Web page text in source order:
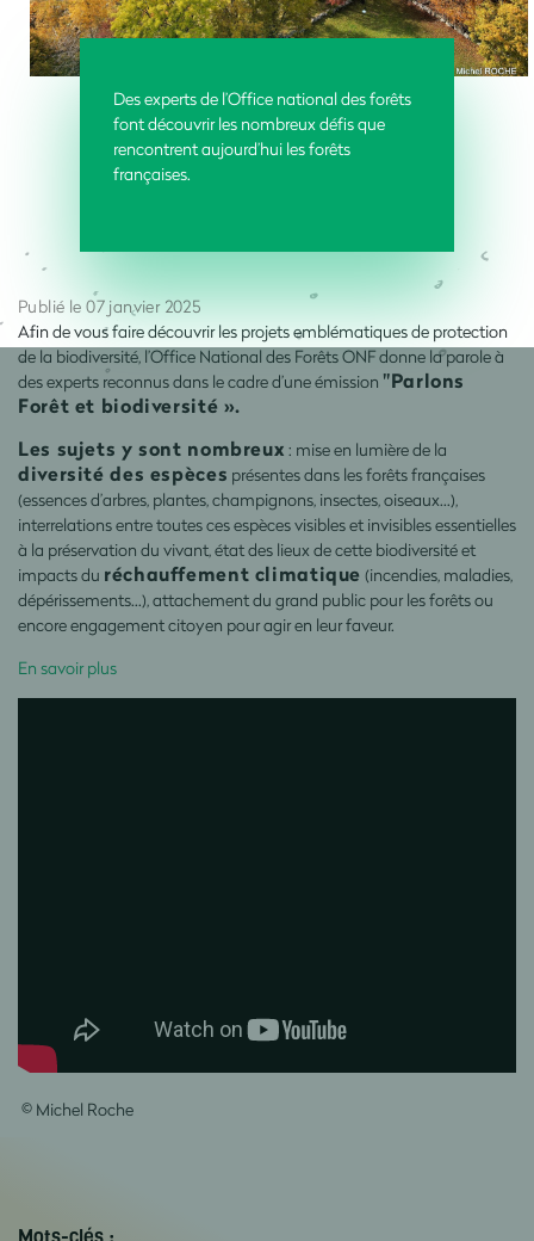
Des experts de l’Office national des forêts
font découvrir les nombreux défis que
rencontrent aujourd’hui les forêts
françaises.
Publié le 07 janvier 2025
Afin de vous faire découvrir les projets emblématiques de protection
de la biodiversité, l’Office National des Forêts ONF donne la parole à
des experts reconnus dans le cadre d’une émission "Parlons
Forêt et biodiversité ».
Les sujets y sont nombreux : mise en lumière de la
diversité des espèces présentes dans les forêts françaises
(essences d’arbres, plantes, champignons, insectes, oiseaux…),
interrelations entre toutes ces espèces visibles et invisibles essentielles
à la préservation du vivant, état des lieux de cette biodiversité et
impacts du réchauffement climatique (incendies, maladies,
dépérissements…), attachement du grand public pour les forêts ou
encore engagement citoyen pour agir en leur faveur.
En savoir plus
© Michel Roche